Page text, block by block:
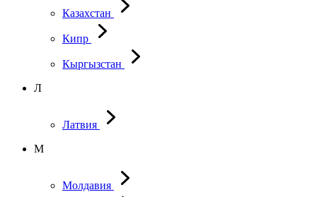
Казахстан
Кипр
Кыргызстан
Л
Латвия
М
Молдавия